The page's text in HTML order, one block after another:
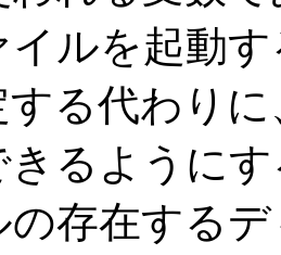
イルを起動
する代わり
きるように
の存在する